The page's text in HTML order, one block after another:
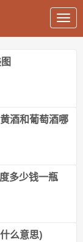
酒和葡萄酒哪
多少钱一瓶
么意思)